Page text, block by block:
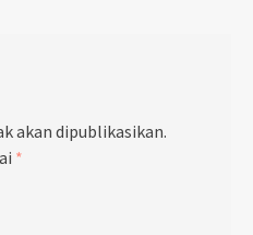
akan dipublikasikan.
*